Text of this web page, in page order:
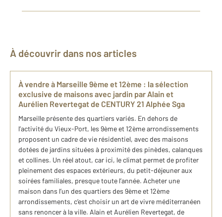
À découvrir dans nos articles
À vendre à Marseille 9ème et 12ème : la sélection
exclusive de maisons avec jardin par Alain et
Aurélien Revertegat de CENTURY 21 Alphée Sga
Marseille présente des quartiers variés. En dehors de
l’activité du Vieux-Port, les 9ème et 12ème arrondissements
proposent un cadre de vie résidentiel, avec des maisons
dotées de jardins situées à proximité des pinèdes, calanques
et collines. Un réel atout, car ici, le climat permet de profiter
pleinement des espaces extérieurs, du petit-déjeuner aux
soirées familiales, presque toute l’année. Acheter une
maison dans l’un des quartiers des 9ème et 12ème
arrondissements, c’est choisir un art de vivre méditerranéen
sans renoncer à la ville. Alain et Aurélien Revertegat, de